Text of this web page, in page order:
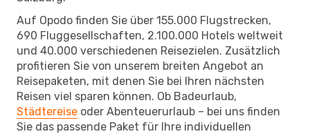
Auf Opodo finden Sie über 155.000 Flugstrecken,
690 Fluggesellschaften, 2.100.000 Hotels weltweit
und 40.000 verschiedenen Reisezielen. Zusätzlich
profitieren Sie von unserem breiten Angebot an
Reisepaketen, mit denen Sie bei Ihren nächsten
Reisen viel sparen können. Ob Badeurlaub,
Städtereise oder Abenteuerurlaub – bei uns finden
Sie das passende Paket für Ihre individuellen